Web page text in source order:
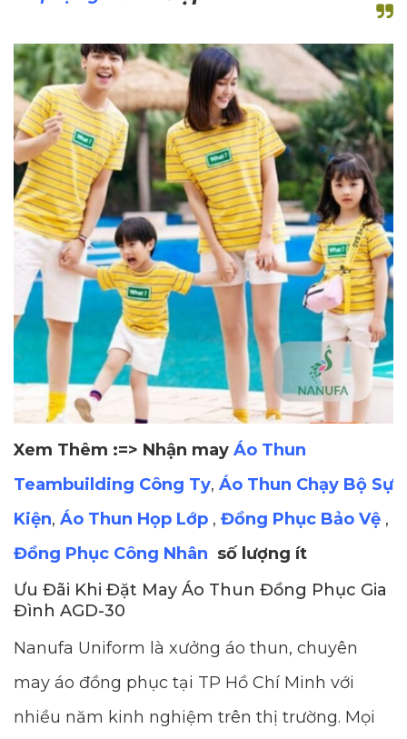
Xem Thêm :=> Nhận may Áo Thun
Teambuilding Công Ty, Áo Thun Chạy Bộ Sự
Kiện, Áo Thun Họp Lớp , Đồng Phục Bảo Vệ ,
Đồng Phục Công Nhân số lượng ít
Ưu Đãi Khi Đặt May Áo Thun Đồng Phục Gia
Đình AGD-30
Nanufa Uniform là xưởng áo thun, chuyên
may áo đồng phục tại TP Hồ Chí Minh với
nhiều năm kinh nghiệm trên thị trường. Mọi